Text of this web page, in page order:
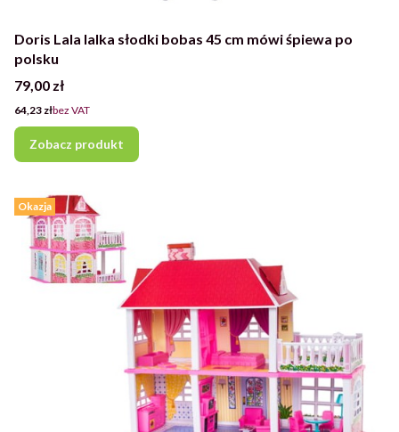
Doris Lala lalka słodki bobas 45 cm mówi śpiewa po
polsku
Cena
79,00 zł
Cena
64,23 złbez VAT
Zobacz produkt
Okazja